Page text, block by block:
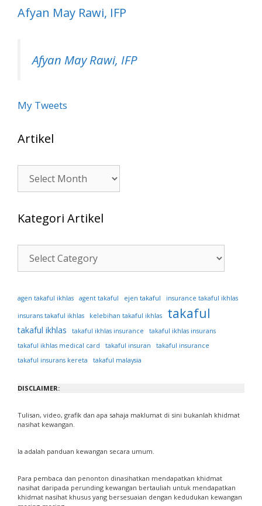
Afyan May Rawi, IFP
Afyan May Rawi, IFP
My Tweets
Artikel
Artikel
Kategori Artikel
Kategori
Artikel
agen takaful ikhlas agent takaful ejen takaful insurance takaful ikhlas
insurans takaful ikhlas kelebihan takaful ikhlas takaful
takaful ikhlas takaful ikhlas insurance
takaful ikhlas insurans
takaful ikhlas medical card
takaful insuran
takaful insurance
takaful insurans kereta
takaful malaysia
DISCLAIMER:
Tulisan, video, grafik dan apa sahaja maklumat di sini bukanlah khidmat
nasihat kewangan.
Ia adalah panduan kewangan secara umum.
Para pembaca dan penonton dinasihatkan mendapatkan khidmat
nasihat daripada perunding kewangan bertauliah untuk mendapatkan
khidmat nasihat khusus yang bersesuaian dengan kedudukan kewangan